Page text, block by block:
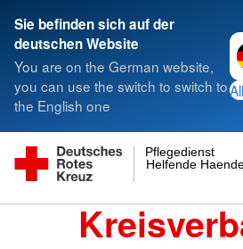
Sie befinden sich auf der
deutschen Website
You are on the German website,
you can use the switch to switch to
the English one
Helfende Haende
Pflegedienst